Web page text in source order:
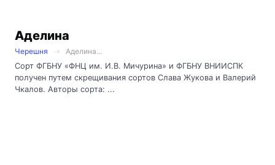
Аделина
Черешня
Аделина...
Сорт ФГБНУ «ФНЦ им. И.В. Мичурина» и ФГБНУ ВНИИСПК
получен путем скрещивания сортов Слава Жукова и Валерий
Чкалов. Авторы сорта: ...